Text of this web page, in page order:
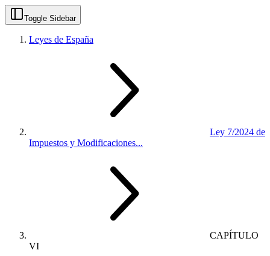
Toggle Sidebar
Leyes de España
Ley 7/2024 de
Impuestos y Modificaciones...
CAPÍTULO
VI